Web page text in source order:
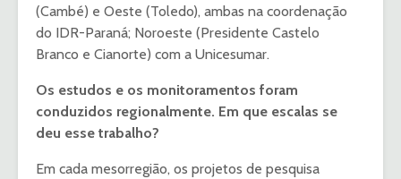
(Cambé) e Oeste (Toledo), ambas na coordenação
do IDR-Paraná; Noroeste (Presidente Castelo
Branco e Cianorte) com a Unicesumar.
Os estudos e os monitoramentos foram
conduzidos regionalmente. Em que escalas se
deu esse trabalho?
Em cada mesorregião, os projetos de pesquisa